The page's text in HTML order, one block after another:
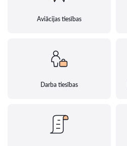
Aviācijas tiesības
Darba tiesības